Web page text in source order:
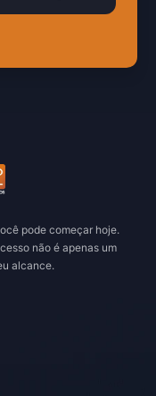
pode começar hoje.
não é apenas um
alcance.